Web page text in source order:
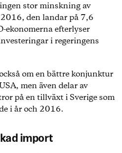
stor minskning av
den landar på 7,6
ekonomerna efterlyser
i regeringens
om en bättre konjunktur
men även delar av
på en tillväxt i Sverige som
i år och 2016.
import